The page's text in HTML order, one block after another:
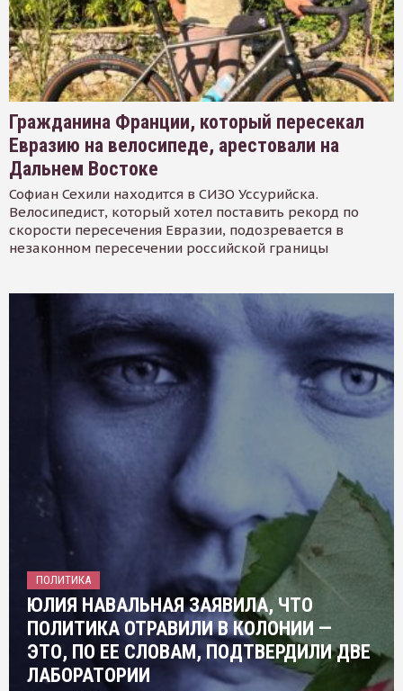
Гражданина Франции, который пересекал
Евразию на велосипеде, арестовали на
Дальнем Востоке
Софиан Сехили находится в СИЗО Уссурийска.
Велосипедист, который хотел поставить рекорд по
скорости пересечения Евразии, подозревается в
незаконном пересечении российской границы
ПОЛИТИКА
ЮЛИЯ НАВАЛЬНАЯ ЗАЯВИЛА, ЧТО
ПОЛИТИКА ОТРАВИЛИ В КОЛОНИИ —
ЭТО, ПО ЕЕ СЛОВАМ, ПОДТВЕРДИЛИ ДВЕ
ЛАБОРАТОРИИ